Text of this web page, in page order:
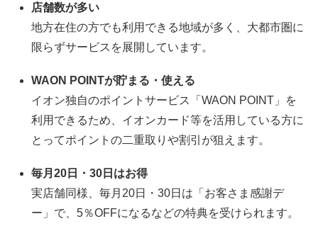
店舗数が多い
地方在住の方でも利用できる地域が多く、大都市圏に
限らずサービスを展開しています。
WAON POINTが貯まる・使える
イオン独自のポイントサービス「WAON POINT」を
利用できるため、イオンカード等を活用している方に
とってポイントの二重取りや割引が狙えます。
毎月20日・30日はお得
実店舗同様、毎月20日・30日は「お客さま感謝デ
ー」で、5％OFFになるなどの特典を受けられます。